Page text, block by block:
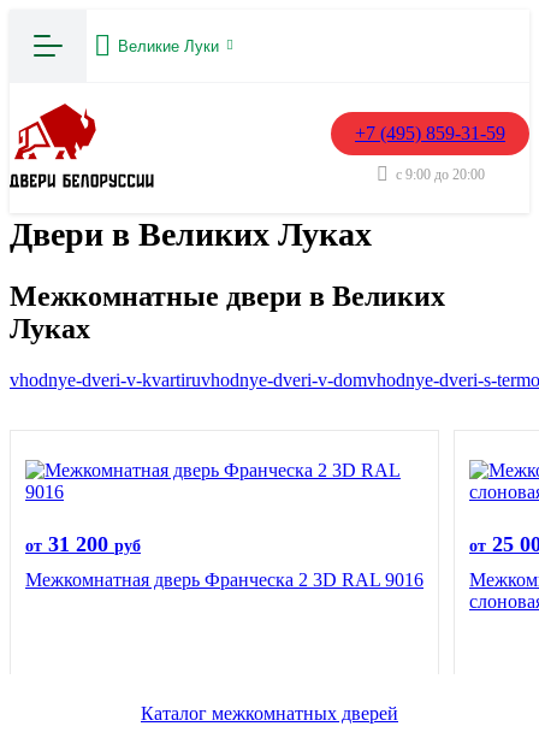
Великие Луки
+7 (495) 859-31-59
с 9:00 до 20:00
Двери в Великих Луках
Межкомнатные двери в Великих
Луках
vhodnye-dveri-v-kvartiruvhodnye-dveri-v-domvhodnye-dveri-s-
от 31 200 руб
Межкомнатная дверь Франческа 2 3D RAL 9016
от 25
Каталог межкомнатных дверей